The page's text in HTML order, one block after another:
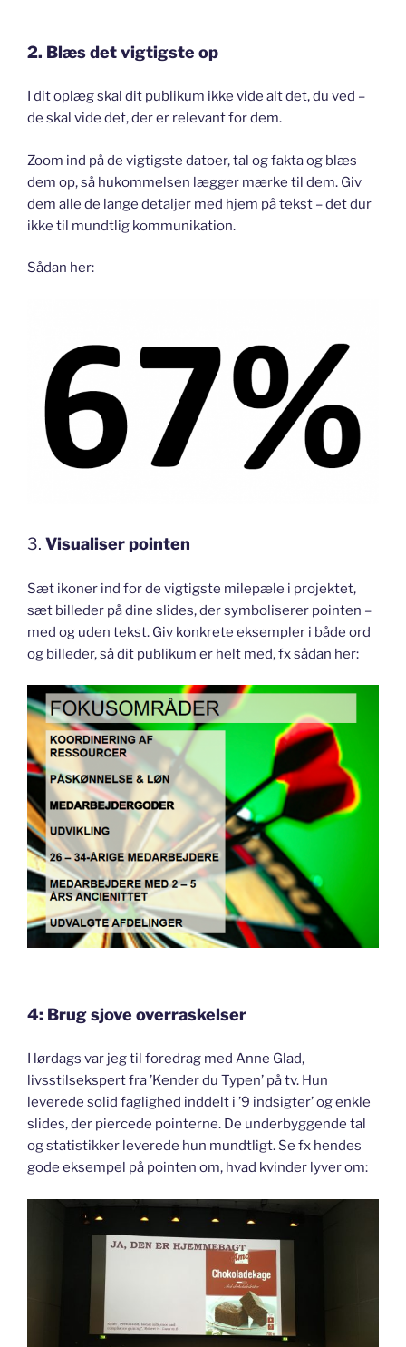
2. Blæs det vigtigste op
I dit oplæg skal dit publikum ikke vide alt det, du ved –
de skal vide det, der er relevant for dem.
Zoom ind på de vigtigste datoer, tal og fakta og blæs
dem op, så hukommelsen lægger mærke til dem. Giv
dem alle de lange detaljer med hjem på tekst – det dur
ikke til mundtlig kommunikation.
Sådan her:
3. Visualiser pointen
Sæt ikoner ind for de vigtigste milepæle i projektet,
sæt billeder på dine slides, der symboliserer pointen –
med og uden tekst. Giv konkrete eksempler i både ord
og billeder, så dit publikum er helt med, fx sådan her:
4: Brug sjove overraskelser
I lørdags var jeg til foredrag med Anne Glad,
livsstilsekspert fra ’Kender du Typen’ på tv. Hun
leverede solid faglighed inddelt i ’9 indsigter’ og enkle
slides, der piercede pointerne. De underbyggende tal
og statistikker leverede hun mundtligt. Se fx hendes
gode eksempel på pointen om, hvad kvinder lyver om: